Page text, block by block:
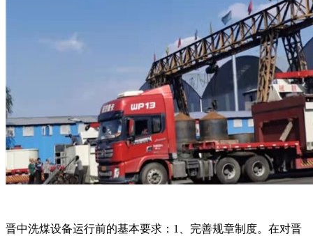
晋中洗煤设备运行前的基本要求：1、完善规章制度。在对晋